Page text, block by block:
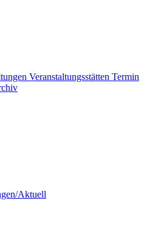
Veranstaltungsstätten Termin
Aktuell